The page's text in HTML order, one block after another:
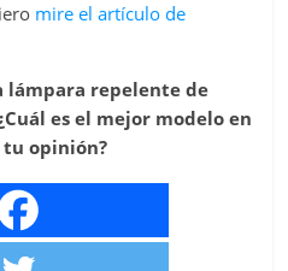
mire el artículo de
lámpara repelente de
es el mejor modelo en
tu opinión?